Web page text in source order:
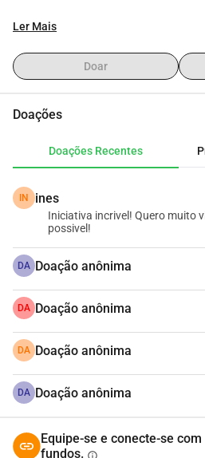
também são cavalos para terapia,
Tivemos que sair do lugar onde
poucos dias para mudar de casa
de algumas coisas com muita
Vedação, alimentação,
Ao todo somos uma grande
7 cavalos - Gaya, India, Light,
+
2 ponies - Dadga, Gratefull
+
5 dogs & 2 cats
A terapia holística que desenvolvi
method”
Um dia vamos conseguir realizar
No entretanto, contamos com a
Ler Mais
Doar
Doações
Doações Recentes
IN ines
Iniciativa incrivel! Quero muito
possivel!
DA Doação anônima
DA Doação anônima
DA Doação anônima
DA Doação anônima
Equipe-se e conecte-se
fundos. info